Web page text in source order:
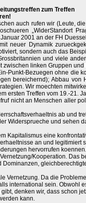
zum Treffen
auch rufen wir (Leute,
„WiderStandort
2001 an der FH
neuer Dynamik
sondern auch das
und viele
zwischen linken Gruppen
Punkt-Bezuegen ohne die
bereichernd); Abbau
Wir moechten
ersten Treffen vom 19.-21.
nicht an Menschen aller
ab und
Widersprueche und sehen
Kapitalismus eine
an und legitimiert
hervorrufen koennen.
Kooperation. Das
Vernetzung. Da die
international sein. Obwohl
denken wir, dass schon
kann.